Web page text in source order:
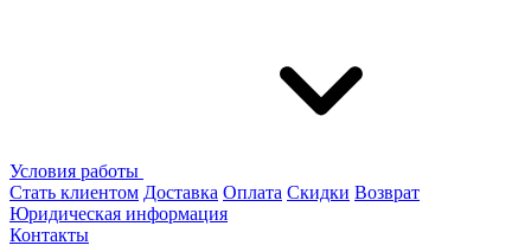
Условия работы
Стать клиентом Доставка Оплата Скидки Возврат
Юридическая информация
Контакты